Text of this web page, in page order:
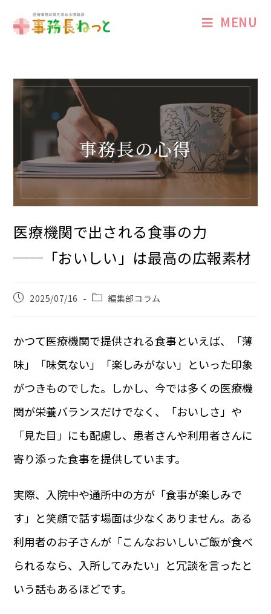
MENU
医療機関で出される食事の力
──「おいしい」は最高の広報素材
2025/07/16 編集部コラム
かつて医療機関で提供される食事といえば、「薄
味」「味気ない」「楽しみがない」といった印象
がつきものでした。しかし、今では多くの医療機
関が栄養バランスだけでなく、「おいしさ」や
「見た目」にも配慮し、患者さんや利用者さんに
寄り添った食事を提供しています。
実際、入院中や通所中の方が「食事が楽しみで
す」と笑顔で話す場面は少なくありません。ある
利用者のお子さんが「こんなおいしいご飯が食べ
られるなら、入所してみたい」と冗談を言ったと
いう話もあるほどです。